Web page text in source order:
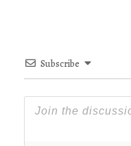
Subscribe